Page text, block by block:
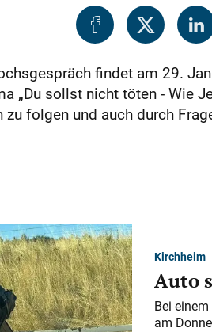
findet am 29.
„Du sollst nicht töten - Wie
zu folgen und auch durch
Kirchheim
Auto
Bei
am